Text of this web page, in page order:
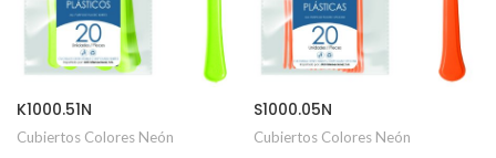
K1000.51N
Cubiertos Colores Neón
S1000.05N
Cubiertos Colores Neón